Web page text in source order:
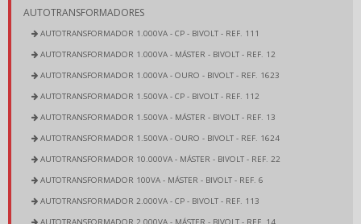
AUTOTRANSFORMADORES
AUTOTRANSFORMADOR 1.000VA - CP - BIVOLT - REF. 111
AUTOTRANSFORMADOR 1.000VA - MÁSTER - BIVOLT - REF. 12
AUTOTRANSFORMADOR 1.000VA - OURO - BIVOLT - REF. 1623
AUTOTRANSFORMADOR 1.500VA - CP - BIVOLT - REF. 112
AUTOTRANSFORMADOR 1.500VA - MÁSTER - BIVOLT - REF. 13
AUTOTRANSFORMADOR 1.500VA - OURO - BIVOLT - REF. 1624
AUTOTRANSFORMADOR 10.000VA - MÁSTER - BIVOLT - REF. 22
AUTOTRANSFORMADOR 100VA - MÁSTER - BIVOLT - REF. 6
AUTOTRANSFORMADOR 2.000VA - CP - BIVOLT - REF. 113